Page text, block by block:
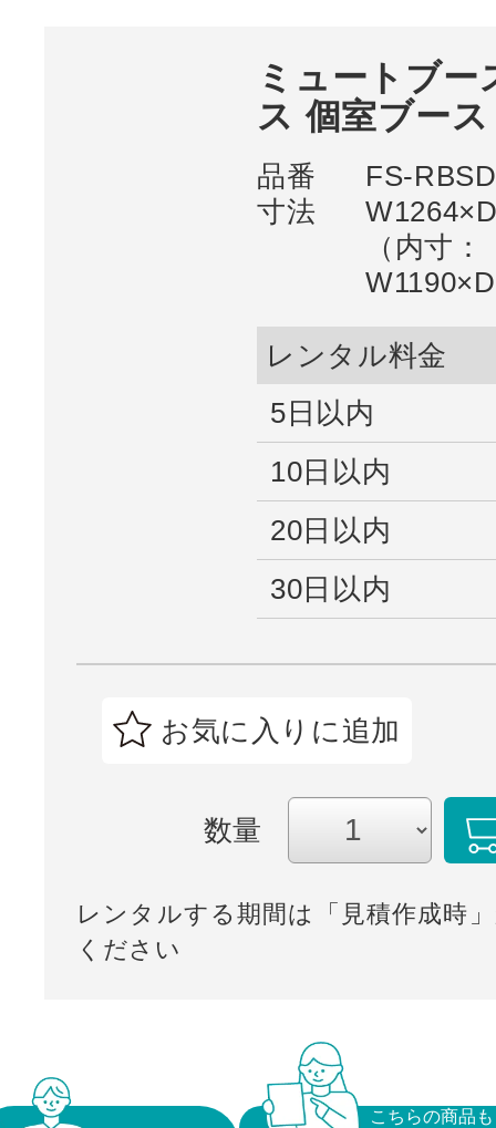
ミュートブ
ス 個室ブース
品番
FS-RBSD
寸法
（内寸：
レンタル料金
5日以内
10日以内
20日以内
30日以内
お気に入りに追加
数量
レンタルする期間は「見積作成時
ください
こちらの商品も